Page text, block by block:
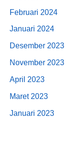
Februari 2024
Januari 2024
Desember 2023
November 2023
April 2023
Maret 2023
Januari 2023